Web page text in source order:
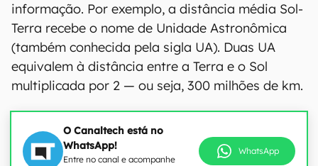
informação. Por exemplo, a distância média Sol-
Terra recebe o nome de Unidade Astronômica
(também conhecida pela sigla UA). Duas UA
equivalem à distância entre a Terra e o Sol
multiplicada por 2 — ou seja, 300 milhões de km.
O Canaltech está no
WhatsApp!
Entre no canal e acompanhe
WhatsApp